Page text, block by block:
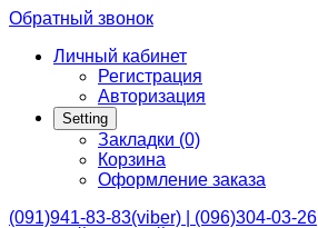
Обратный звонок
Личный кабинет
Регистрация
Авторизация
Setting
Закладки (0)
Корзина
Оформление заказа
(091)941-83-83(viber) | (096)304-03-26